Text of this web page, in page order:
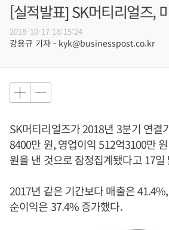
[실적발표] SK머티리얼즈,
2018-10-17 18:15:24
강용규 기자 - kyk@businesspost.co.kr
SK머티리얼즈가 2018년 3분기 연결
8400만 원, 영업이익 512억3100만
원을 낸 것으로 잠정집계됐다고 17일
2017년 같은 기간보다 매출은
순이익은 37.4% 증가했다.